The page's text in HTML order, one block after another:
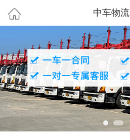
中车物流